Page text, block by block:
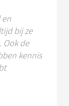
en
bij ze
Ook de
kennis